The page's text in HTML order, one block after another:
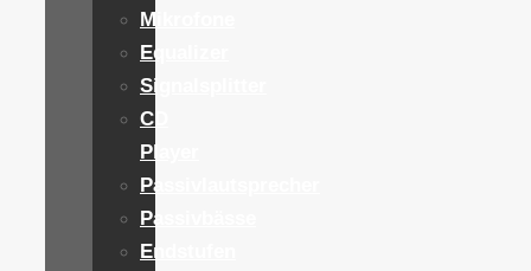
Mikrofone
Equalizer
Signalsplitter
CD
Player
Passivlautsprecher
Passivbässe
Endstufen